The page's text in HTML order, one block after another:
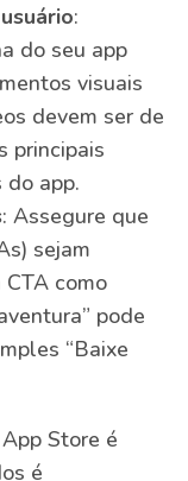
:
do seu app
visuais
devem ser de
principais
app.
: Assegure que
sejam
como
pode
“Baixe
Store é
é